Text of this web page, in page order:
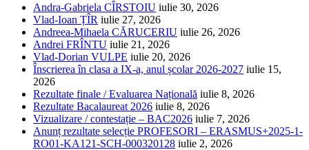
Andra-Gabriela CÎRSTOIU iulie 30, 2026
Vlad-Ioan ȚÎR iulie 27, 2026
Andreea-Mihaela CĂRUCERIU iulie 26, 2026
Andrei FRÎNTU iulie 21, 2026
Vlad-Dorian VULPE iulie 20, 2026
Înscrierea în clasa a IX-a, anul școlar 2026-2027 iulie 15,
2026
Rezultate finale / Evaluarea Națională iulie 8, 2026
Rezultate Bacalaureat 2026 iulie 8, 2026
Vizualizare / contestație – BAC2026 iulie 7, 2026
Anunț rezultate selecție PROFESORI – ERASMUS+2025-1-
RO01-KA121-SCH-000320128 iulie 2, 2026